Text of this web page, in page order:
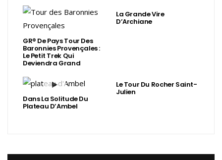
GR® De Pays Tour Des
Baronnies Provençales :
Le Petit Trek Qui
Deviendra Grand
La Grande Vire
D’Archiane
Dans La Solitude Du
Plateau D’Ambel
Le Tour Du Rocher Saint-
Julien